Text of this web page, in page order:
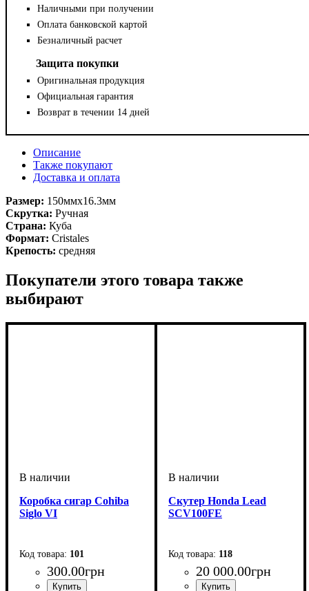
Наличными при получении
Оплата банковской картой
Безналичный расчет
Защита покупки
Оригинальная продукция
Официальная гарантия
Возврат в течении 14 дней
Описание
Также покупают
Доставка и оплата
Размер: 150ммx16.3мм
Скрутка: Ручная
Страна: Куба
Формат: Cristales
Крепость: средняя
Покупатели этого товара также
выбирают
Коробка cигар Cohiba
Siglo VI
101
300.00грн
Скутер Honda Lead
SCV100FE
118
20 000.00грн